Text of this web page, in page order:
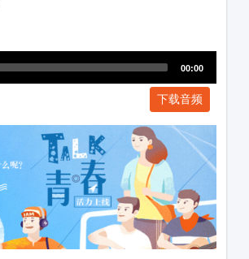
00:00
下载音频